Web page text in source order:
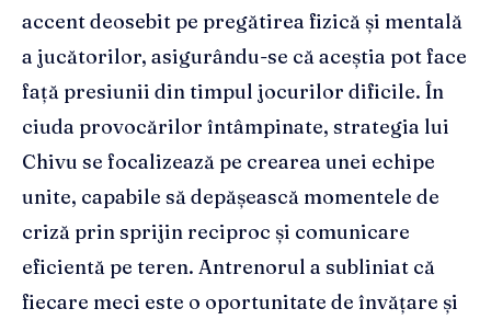
accent deosebit pe pregătirea fizică și mentală
a jucătorilor, asigurându-se că aceștia pot face
față presiunii din timpul jocurilor dificile. În
ciuda provocărilor întâmpinate, strategia lui
Chivu se focalizează pe crearea unei echipe
unite, capabile să depășească momentele de
criză prin sprijin reciproc și comunicare
eficientă pe teren. Antrenorul a subliniat că
fiecare meci este o oportunitate de învățare și